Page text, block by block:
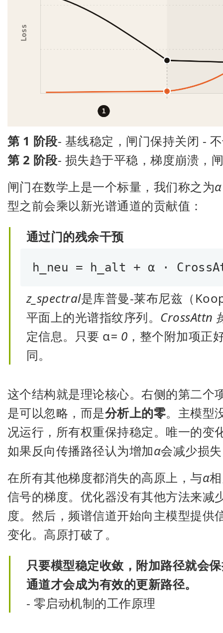
第 1 阶段- 基线稳定，闸门保持关闭 -
第 2 阶段- 损失趋于平稳，梯度崩溃，
闸门在数学上是一个标量，我们称之为α
型之前会乘以新光谱通道的贡献值：
通过门的残余干预
h_neu = h_alt + α ·
z_spectral是库普曼-莱布尼兹（
平面上的光谱指纹序列。 CrossAttn
定信息。只要 α= 0 ，整个附加项正
同。
这个结构就是理论核心。右侧的第二个
是可以忽略，而是分析上的零。主模型
况运行，所有权重保持稳定。唯一的变
如果反向传播路径认为增加α会减少损
在所有其他梯度都消失的高原上，与α
信号的梯度。优化器没有其他方法来减
度。然后，频谱信道开始向主模型提
变化。高原打破了。
只要模型稳定收敛，附加路径就会
通道才会成为有效的更新路径。
- 零启动机制的工作原理